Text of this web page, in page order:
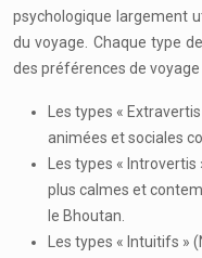
psychologique largement
du voyage. Chaque type
des préférences de
Les types «
animées et sociales
Les types «
plus calmes et
le Bhoutan.
Les types « Intuitifs »